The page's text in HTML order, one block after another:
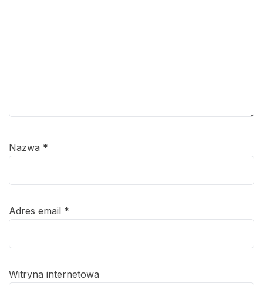
Nazwa *
Adres email *
Witryna internetowa